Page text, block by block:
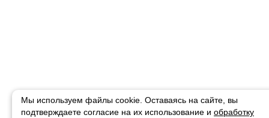
Мы используем файлы cookie. Оставаясь на сайте, вы
подтверждаете согласие на их использование и обработку